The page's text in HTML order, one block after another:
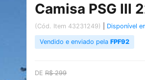
Camisa PSG III
(Cód. Item 43231249) Disponível
Vendido e enviado pela FPF92
DE R$ 299